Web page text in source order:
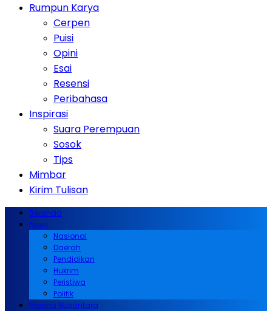
Rumpun Karya
Cerpen
Puisi
Opini
Esai
Resensi
Peribahasa
Inspirasi
Suara Perempuan
Sosok
Tips
Mimbar
Kirim Tulisan
Beranda
News
Nasional
Daerah
Pendidikan
Hukrim
Peristiwa
Politik
Pesona Nusantara